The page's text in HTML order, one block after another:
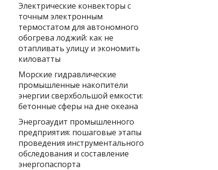
Электрические конвекторы с
точным электронным
термостатом для автономного
обогрева лоджий: как не
отапливать улицу и экономить
киловатты
Морские гидравлические
промышленные накопители
энергии сверхбольшой емкости:
бетонные сферы на дне океана
Энергоаудит промышленного
предприятия: пошаговые этапы
проведения инструментального
обследования и составление
энергопаспорта